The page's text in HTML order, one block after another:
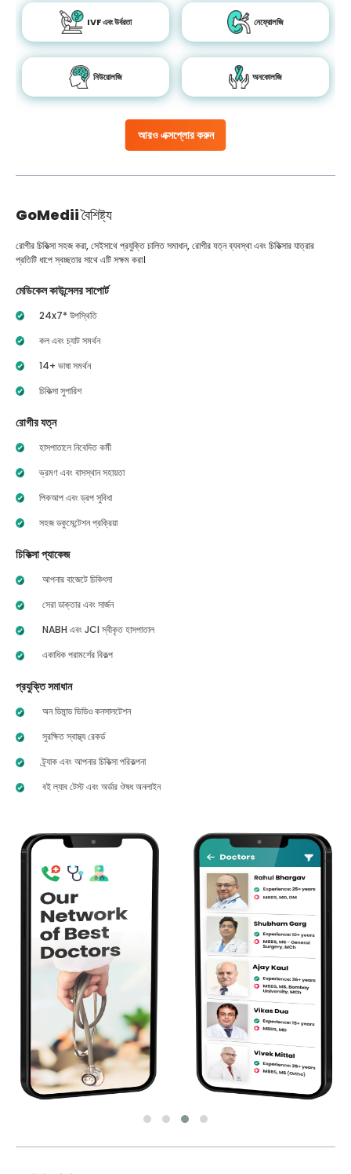
আরও এক্সপ্লোর করুন
IVF এবং উর্বরতা নেফ্রোলজি
নিউরোলজি অনকোলজি
GoMediiবৈশিষ্ট্য
রোগীর চিকিত্সা সহজ করা, সেইসাথে প্রযুক্তি চালিত সমাধান, রোগীর যত্ন ব্যবস্থা এবং চিকিত্সার যাত্রার
প্রতিটি ধাপে স্বচ্ছতার সাথে এটি সক্ষম করা।
মেডিকেল কাউন্সেলর সাপোর্ট
24x7* উপস্থিতি
কল এবং চ্যাট সমর্থন
14+ ভাষা সমর্থন
চিকিত্সা সুপারিশ
রোগীর যত্ন
হাসপাতালে নিবেদিত কর্মী
ভ্রমণ এবং বাসস্থান সহায়তা
পিকআপ এবং ড্রপ সুবিধা
সহজ ডকুমেন্টেশন প্রক্রিয়া
চিকিত্সা প্যাকেজ
আপনার বাজেটে চিকিৎসা
সেরা ডাক্তার এবং সার্জন
NABH এবং JCI স্বীকৃত হাসপাতাল
একাধিক পরামর্শের বিকল্প
প্রযুক্তি সমাধান
অন ডিমান্ড ভিডিও কনসালটেশন
সুরক্ষিত স্বাস্থ্য রেকর্ড
ট্র্যাক এবং আপনার চিকিত্সা পরিকল্পনা
বই ল্যাব টেস্ট এবং অর্ডার ঔষধ অনলাইন